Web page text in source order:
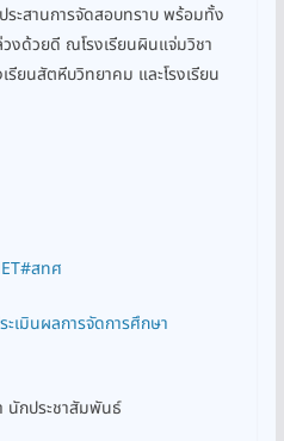
ระสานการจัดสอบทราบ พร้อมทั้ง
งด้วยดี ณโรงเรียนผินแจ่มวิชา
รียนสัตหีบวิทยาคม และโรงเรียน
#สทศ
เมินผลการจัดการศึกษา
กประชาสัมพันธ์